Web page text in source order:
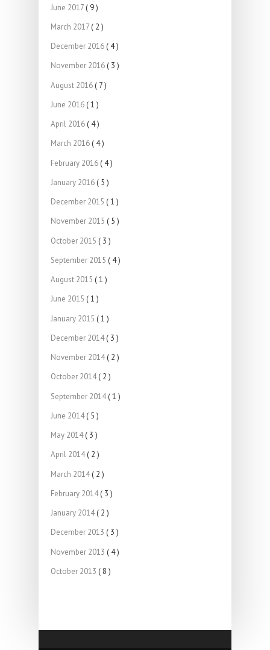
June 2017 ( 9 )
March 2017 ( 2 )
December 2016 ( 4 )
November 2016 ( 3 )
August 2016 ( 7 )
June 2016 ( 1 )
April 2016 ( 4 )
March 2016 ( 4 )
February 2016 ( 4 )
January 2016 ( 5 )
December 2015 ( 1 )
November 2015 ( 5 )
October 2015 ( 3 )
September 2015 ( 4 )
August 2015 ( 1 )
June 2015 ( 1 )
January 2015 ( 1 )
December 2014( 3 )
November 2014( 2 )
October 2014( 2 )
September 2014( 1 )
June 2014( 5 )
May 2014( 3 )
April 2014( 2 )
March 2014( 2 )
February 2014( 3 )
January 2014( 2 )
December 2013 ( 3 )
November 2013 ( 4 )
October 2013 ( 8 )